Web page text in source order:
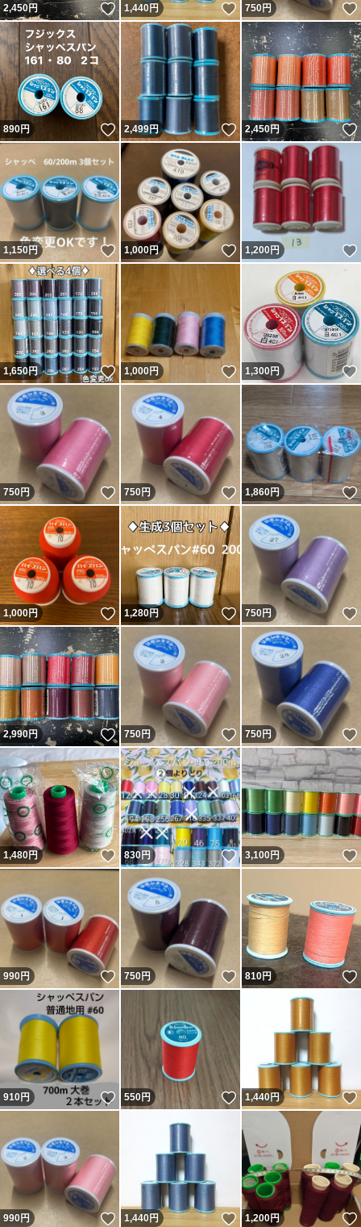
2,450円 いいね！
1,440円 いいね！
750円
890円 いいね！
2,499円 いいね！
2,450円
1,150円 いいね！
1,000円 いいね！
1,200円
1,650円 いいね！
1,000円 いいね！
1,300円
750円 いいね！
750円 いいね！
1,860円
1,000円 いいね！
1,280円 いいね！
750円
2,990円 いいね！
750円 いいね！
750円
1,480円 いいね！
830円 いいね！
3,100円
990円 いいね！
750円 いいね！
810円
910円 いいね！
550円 いいね！
1,440円
990円 いいね！
1,440円 いいね！
1,200円